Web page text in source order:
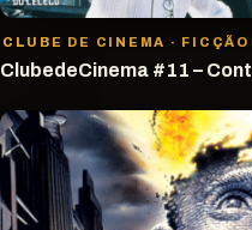
CLUBE DE CINEMA ·
ClubedeCinema #11 –